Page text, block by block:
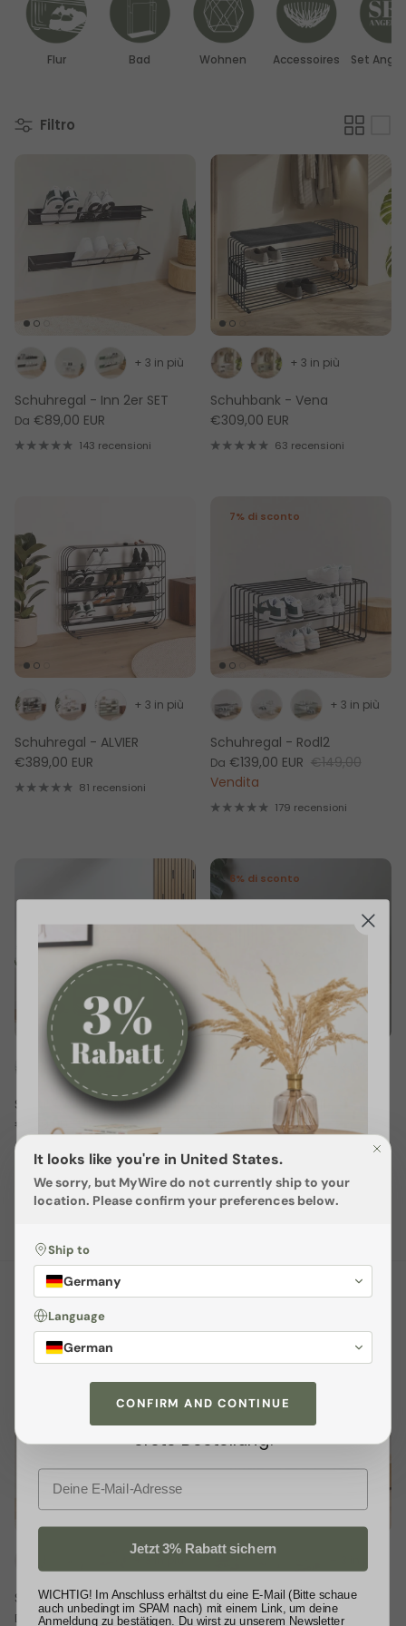
Flur Bad Wohnen Accessoires Set
Filtro
Schuhregal - Inn 2er SET
Da €89,00 EUR
+ 3 in più
143 recensioni
Schuhbank - Vena
€309,00 EUR
+ 3 in più
63 recensioni
Schuhregal - ALVIER
€389,00 EUR
+ 3 in più
81 recensioni
7% di sconto
Schuhregal - Rodl2
Da €139,00 EUR €149,00
Vendita
+ 3 in più
179 recensioni
Schuhregal - Navia
€389,00 EUR
+ 3 in più
6% di sconto
Schuhregal - Rodl1
€99,00 EUR €105,00
71 recensioni
Schuhregal - Inn 2er SET
Da €89,00 EUR
Schuhregal - Rodl2
Da €139,00 EUR €149,00
Sichere dir
Melden dich jetzt zu unserem
Newsletteran und profitiere von
exklusivenAngebotensowie wertvollen
Tipps. Als kleines Dankeschön
schenken wir dir3% Rabattauf deine
erste Bestellung.
E-Mail
Jetzt 3% Rabatt sichern
WICHTIG! Im Anschluss erhältst du eine E-Mail (Bitte schaue
auch unbedingt im SPAM nach) mit einem Link, um deine
Anmeldung zu bestätigen. Du wirst zu unserem Newsletter
It looks like you're in United States.
We sorry, but MyWiredo not currently ship to your
location. Please confirm your preferences below.
Ship to
Germany
Language
German
CONFIRM AND CONTINUE